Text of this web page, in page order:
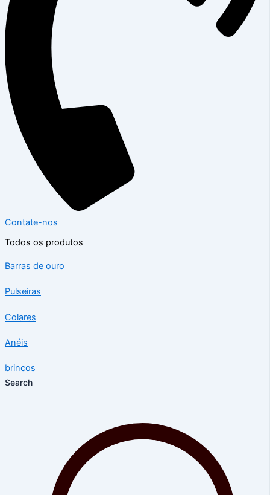
Contate-nos
Todos os produtos
Barras de ouro
Pulseiras
Colares
Anéis
brincos
Search